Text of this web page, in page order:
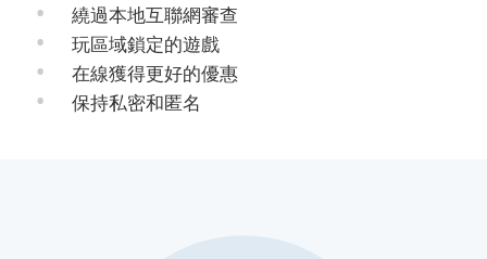
繞過本地互聯網審查
玩區域鎖定的遊戲
在線獲得更好的優惠
保持私密和匿名